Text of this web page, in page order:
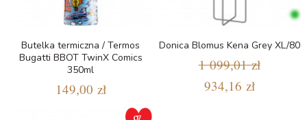
Butelka termiczna / Termos
Bugatti BBOT TwinX Comics
350ml
149,00 zł
Donica Blomus Kena Grey XL/80
1 099,01 zł
934,16 zł